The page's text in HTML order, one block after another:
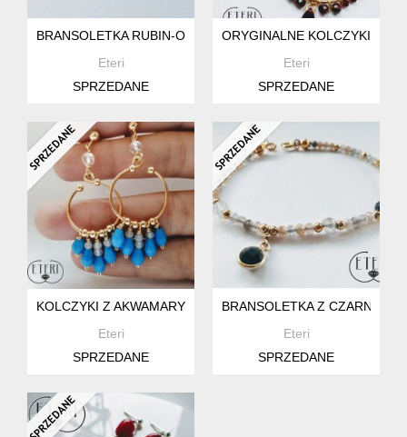
BRANSOLETKA RUBIN-OBSYDIAN
Eteri
SPRZEDANE
ORYGINALNE KOLCZYKI Z
Eteri
SPRZEDANE
KOLCZYKI Z AKWAMARYNEM BŁĘKITNYM
Eteri
SPRZEDANE
BRANSOLETKA Z CZARNYM
Eteri
SPRZEDANE